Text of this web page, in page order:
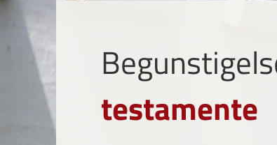
testamente